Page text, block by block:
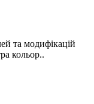
та модифікацій
кольор..